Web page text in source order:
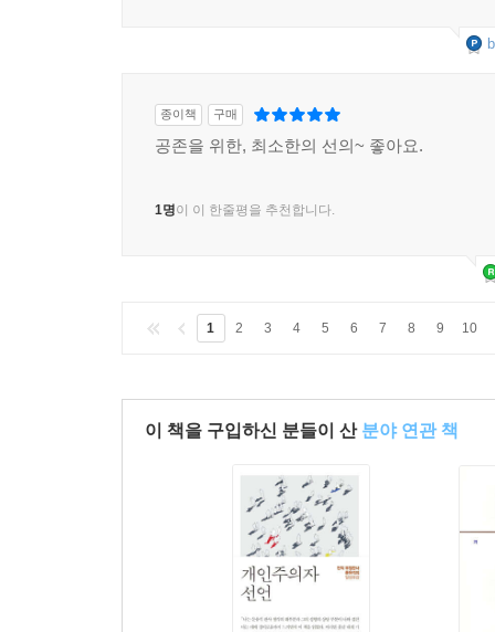
종이책 구매
공존을 위한, 최소한의 선의~ 좋아요.
1명이 이 한줄평을 추천합니다.
1 2 3 4 5 6 7 8 9 10
이 책을 구입하신 분들이 산 분야 연관 책